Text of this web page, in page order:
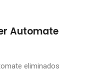
Automate
eliminados